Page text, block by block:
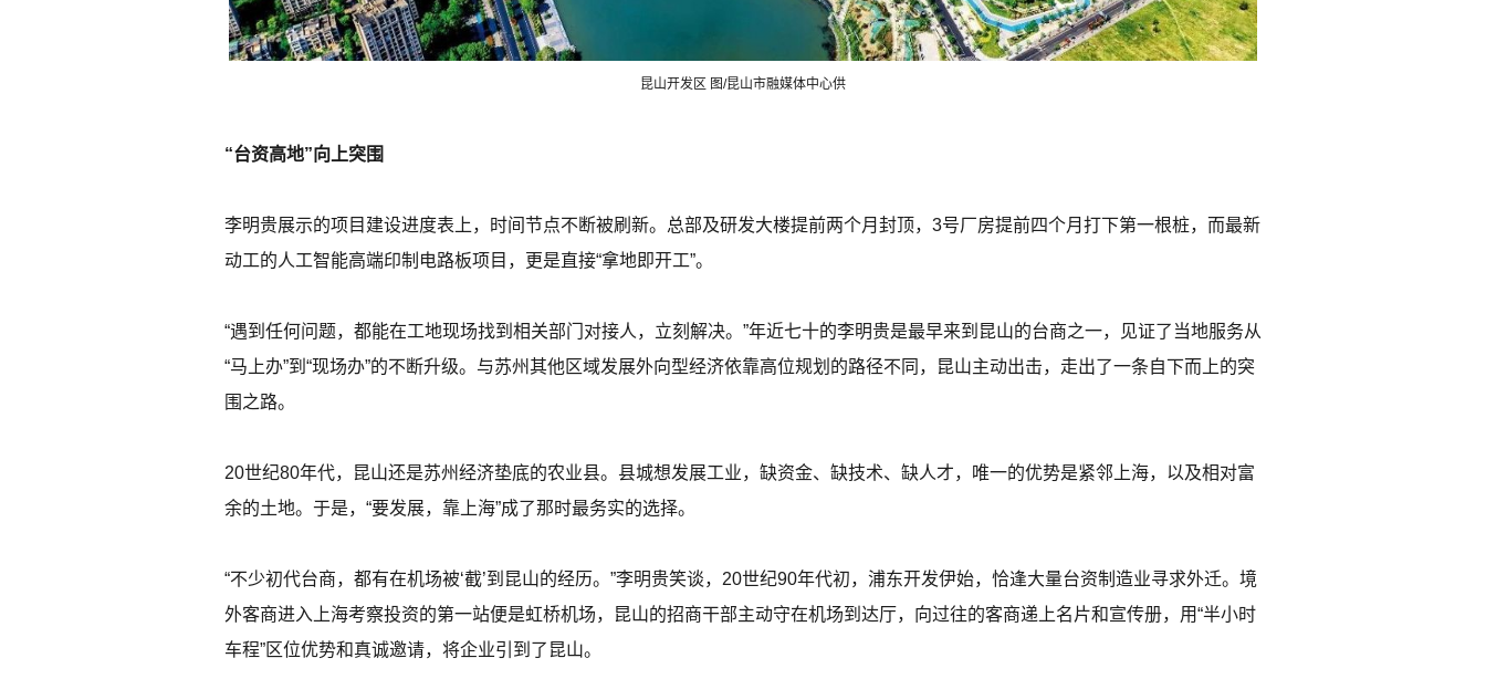
昆山开发区 图/昆山市融媒体中心供
“台资高地”向上突围
李明贵展示的项目建设进度表上，时间节点不断被刷新。总部及研发大楼提前两个月封顶，3号厂房提前四个月打下第一根桩，而最新
动工的人工智能高端印制电路板项目，更是直接“拿地即开工”。
“遇到任何问题，都能在工地现场找到相关部门对接人，立刻解决。”年近七十的李明贵是最早来到昆山的台商之一，见证了当地服务从
“马上办”到“现场办”的不断升级。与苏州其他区域发展外向型经济依靠高位规划的路径不同，昆山主动出击，走出了一条自下而上的突
围之路。
20世纪80年代，昆山还是苏州经济垫底的农业县。县城想发展工业，缺资金、缺技术、缺人才，唯一的优势是紧邻上海，以及相对富
余的土地。于是，“要发展，靠上海”成了那时最务实的选择。
“不少初代台商，都有在机场被‘截’到昆山的经历。”李明贵笑谈，20世纪90年代初，浦东开发伊始，恰逢大量台资制造业寻求外迁。境
外客商进入上海考察投资的第一站便是虹桥机场，昆山的招商干部主动守在机场到达厅，向过往的客商递上名片和宣传册，用“半小时
车程”区位优势和真诚邀请，将企业引到了昆山。